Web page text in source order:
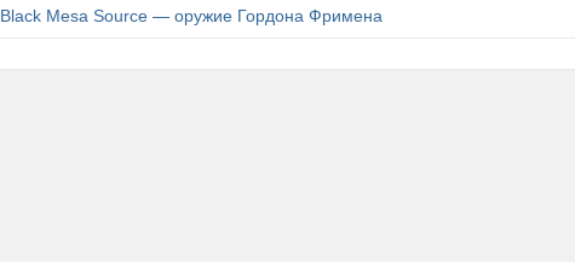
Black Mesa Source — оружие Гордона Фримена